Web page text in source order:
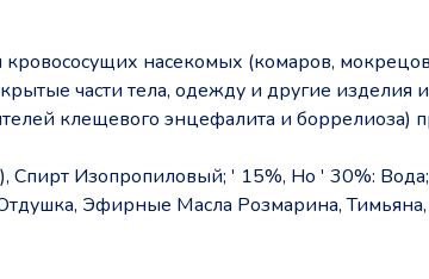
насекомых (комаров,
части тела, одежду и другие изделия
клещевого энцефалита и боррелиоза)
Спирт Изопропиловый; ' 15%, Но ' 30%:
Эфирные Масла Розмарина,